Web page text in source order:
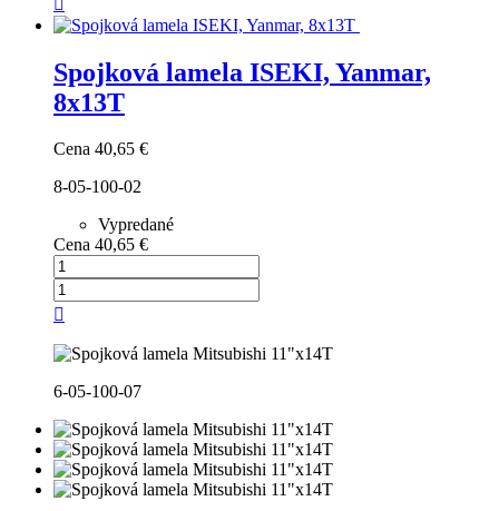
Spojková lamela ISEKI, Yanmar,
8x13T
Cena 40,65 €
8-05-100-02
Vypredané
Cena 40,65 €

6-05-100-07